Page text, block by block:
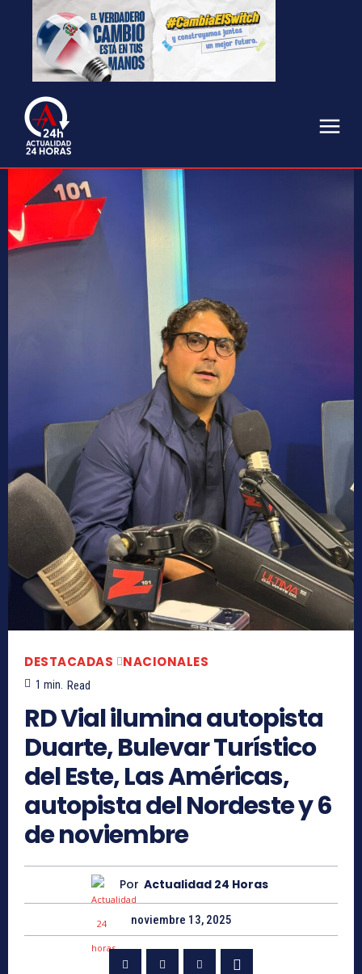
DESTACADAS NACIONALES
1 min. Read
RD Vial ilumina autopista
Duarte, Bulevar Turístico
del Este, Las Américas,
autopista del Nordeste y 6
de noviembre
Por Actualidad 24 Horas
noviembre 13, 2025